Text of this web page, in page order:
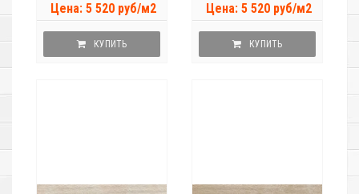
Цена: 5 520 руб/м2
КУПИТЬ
Цена: 5 520 руб/м2
КУПИТЬ